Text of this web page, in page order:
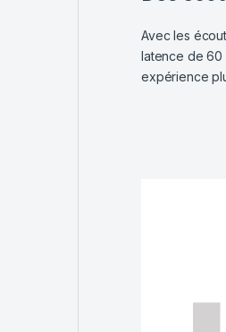
Avec les
latence de 60
expérience